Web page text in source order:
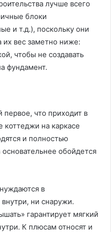
лучше всего
блоки
и т.д.), поскольку они
вес заметно ниже:
чтобы не создавать
фундамент.
что приходит в
на каркасе
и полностью
обойдется
в
ни снаружи.
гарантирует мягкий
К плюсам относят и